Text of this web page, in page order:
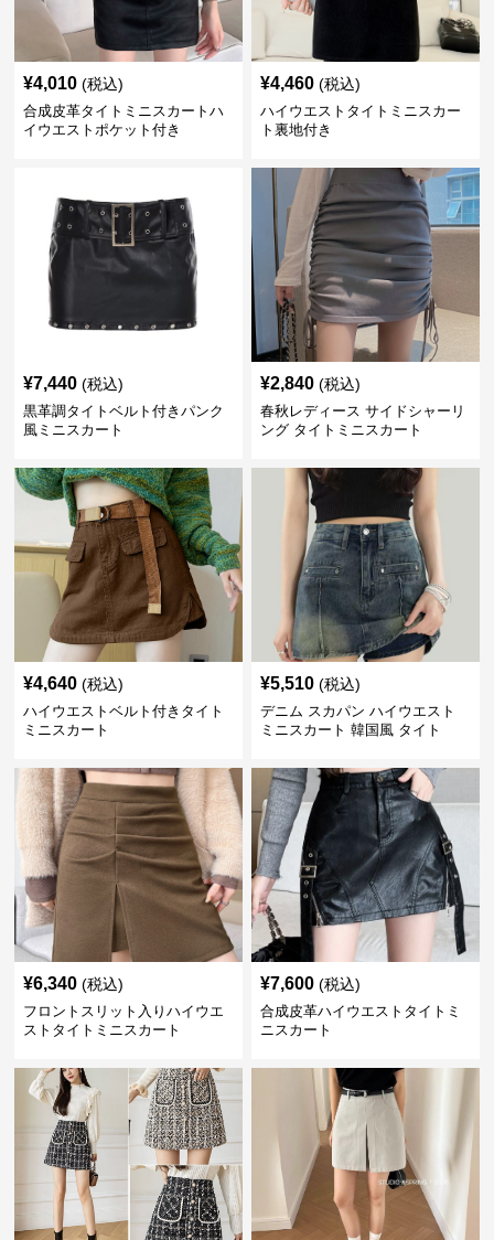
¥4,010 (税込)
合成皮革タイトミニスカートハ
イウエストポケット付き
¥4,460 (税込)
ハイウエストタイトミニスカー
ト裏地付き
¥7,440 (税込)
黒革調タイトベルト付きパンク
風ミニスカート
¥2,840 (税込)
春秋レディース サイドシャーリ
ング タイトミニスカート
¥4,640 (税込)
ハイウエストベルト付きタイト
ミニスカート
¥5,510 (税込)
デニム スカパン ハイウエスト
ミニスカート 韓国風 タイト
¥6,340 (税込)
フロントスリット入りハイウエ
ストタイトミニスカート
¥7,600 (税込)
合成皮革ハイウエストタイトミ
ニスカート